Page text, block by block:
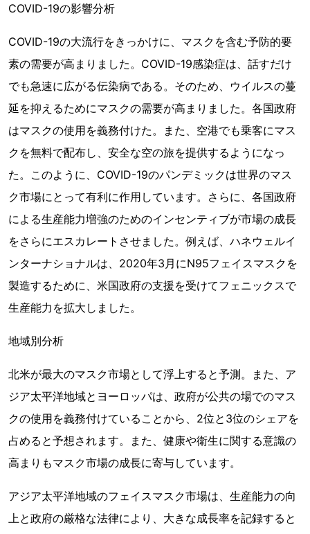
COVID-19の影響分析
COVID-19の大流行をきっかけに、マスクを含む予防的要
素の需要が高まりました。COVID-19感染症は、話すだけ
でも急速に広がる伝染病である。そのため、ウイルスの蔓
延を抑えるためにマスクの需要が高まりました。各国政府
はマスクの使用を義務付けた。また、空港でも乗客にマス
クを無料で配布し、安全な空の旅を提供するようになっ
た。このように、COVID-19のパンデミックは世界のマス
ク市場にとって有利に作用しています。さらに、各国政府
による生産能力増強のためのインセンティブが市場の成長
をさらにエスカレートさせました。例えば、ハネウェルイ
ンターナショナルは、2020年3月にN95フェイスマスクを
製造するために、米国政府の支援を受けてフェニックスで
生産能力を拡大しました。
地域別分析
北米が最大のマスク市場として浮上すると予測。また、ア
ジア太平洋地域とヨーロッパは、政府が公共の場でのマス
クの使用を義務付けていることから、2位と3位のシェアを
占めると予想されます。また、健康や衛生に関する意識の
高まりもマスク市場の成長に寄与しています。
アジア太平洋地域のフェイスマスク市場は、生産能力の向
上と政府の厳格な法律により、大きな成長率を記録すると